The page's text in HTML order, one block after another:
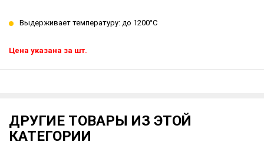
Выдерживает температуру: до 1200°C
Цена указана за шт.
ДРУГИЕ ТОВАРЫ ИЗ ЭТОЙ
КАТЕГОРИИ